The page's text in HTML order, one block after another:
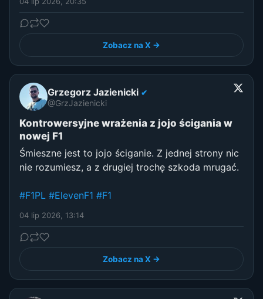
Zobacz na X →
Grzegorz Jazienicki ✔
@GrzJazienicki
Kontrowersyjne wrażenia z jojo ścigania w
nowej F1
Śmieszne jest to jojo ściganie. Z jednej strony nic
nie rozumiesz, a z drugiej trochę szkoda mrugać.
#F1PL #ElevenF1 #F1
04 lip 2026, 13:14
Zobacz na X →